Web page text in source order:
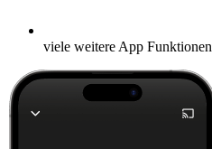
viele weitere App Funktionen